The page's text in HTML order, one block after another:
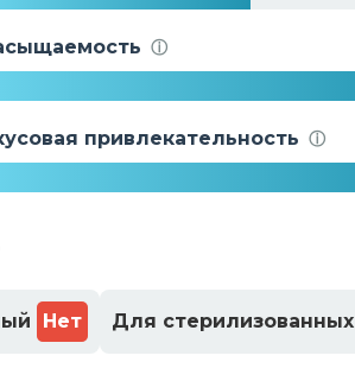
ⓘ
привлекательность ⓘ
Нет Для стерилизованных